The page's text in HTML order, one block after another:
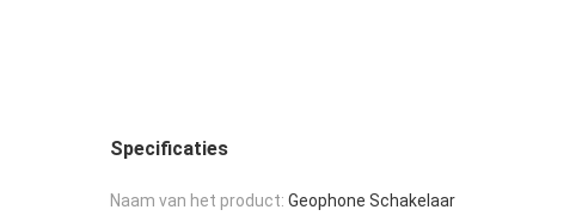
Specificaties
Naam van het product: Geophone Schakelaar